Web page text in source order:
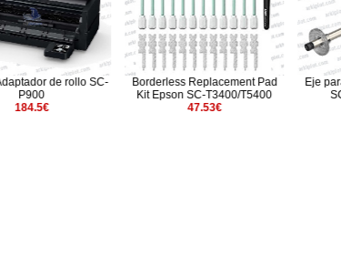
SC-
Borderless Replacement Pad
Kit Epson SC-T3400/T5400
Eje para rollo 24" para
SC-T3400N/